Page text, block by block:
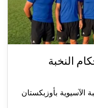
النخبة
الآسيوية بأوزبكستان